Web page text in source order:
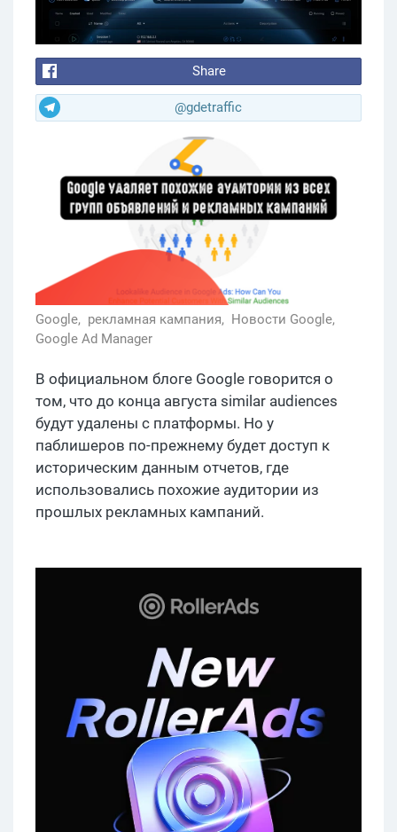
Share
@gdetraffic
Google, рекламная кампания, Новости Google,
Google Ad Manager
В официальном блоге Google говорится о
том, что до конца августа similar audiences
будут удалены с платформы. Но у
паблишеров по-прежнему будет доступ к
историческим данным отчетов, где
использовались похожие аудитории из
прошлых рекламных кампаний.